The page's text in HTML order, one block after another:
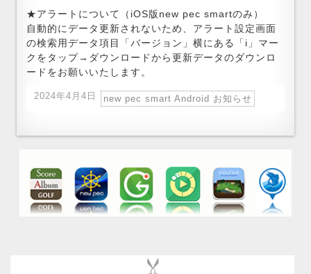
★アラートについて（iOS版new pec smartのみ）
自動的にデータ更新されないため、アラート設定画面
の検索用データ項目「バージョン」横にある「i」マー
クをタップ→ダウンロードから更新データのダウンロ
ードをお願いいたします。
2024年4月4日 new pec smart Android お知らせ